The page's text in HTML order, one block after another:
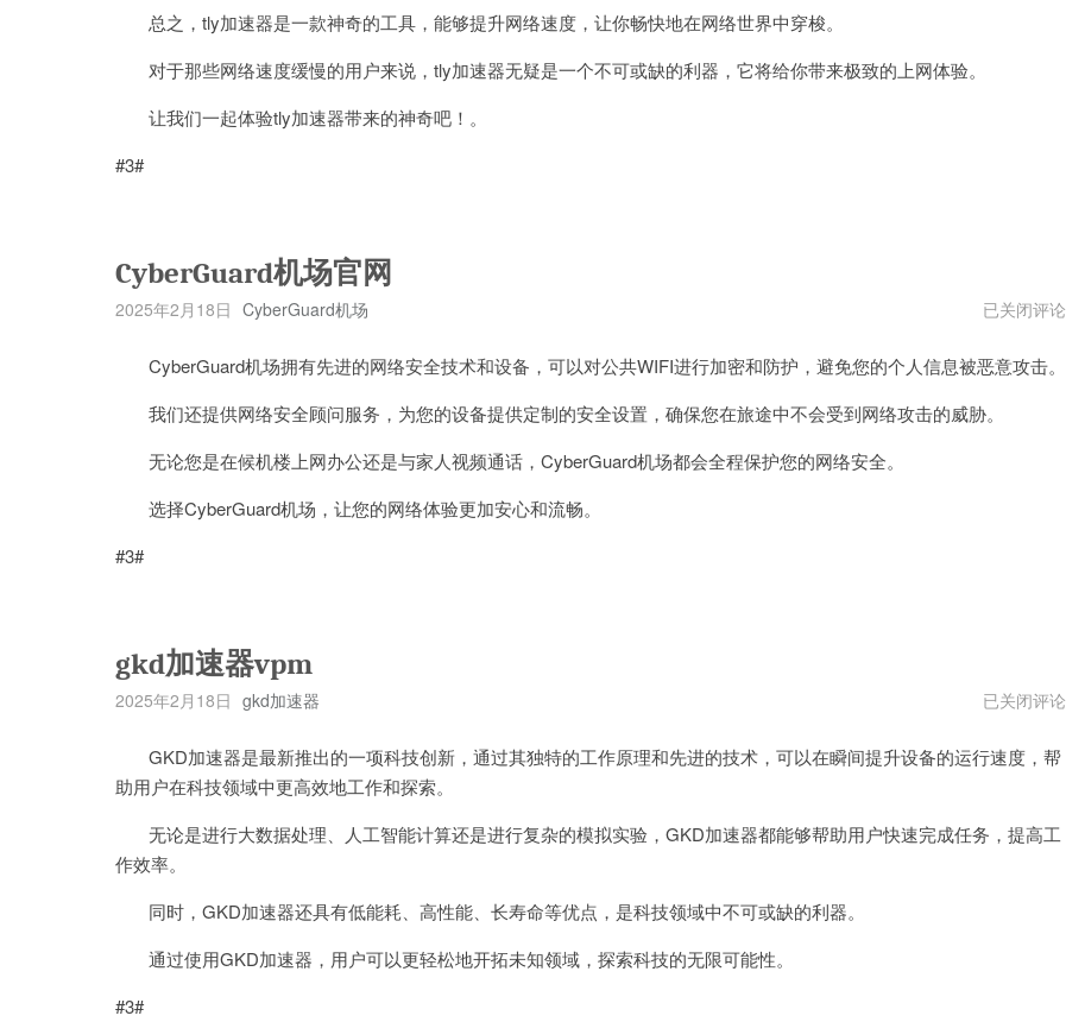
总之，tly加速器是一款神奇的工具，能够提升网络速度，让你畅快地在网络世界中穿梭。
对于那些网络速度缓慢的用户来说，tly加速器无疑是一个不可或缺的利器，它将给你带来极致的上网体验。
让我们一起体验tly加速器带来的神奇吧！。
#3#
CyberGuard机场官网
2025年2月18日 CyberGuard机场
CyberGuard
官
已关闭评论
CyberGuard机场拥有先进的网络安全技术和设备，可以对公共WIFI进行加密和防护，避免您的个人信息被恶意攻击。
我们还提供网络安全顾问服务，为您的设备提供定制的安全设置，确保您在旅途中不会受到网络攻击的威胁。
无论您是在候机楼上网办公还是与家人视频通话，CyberGuard机场都会全程保护您的网络安全。
选择CyberGuard机场，让您的网络体验更加安心和流畅。
#3#
gkd加速器vpm
2025年2月18日 gkd加速器
gkd
器
已关闭评论
GKD加速器是最新推出的一项科技创新，通过其独特的工作原理和先进的技术，可以在瞬间提升设备的运行速度，帮
助用户在科技领域中更高效地工作和探索。
无论是进行大数据处理、人工智能计算还是进行复杂的模拟实验，GKD加速器都能够帮助用户快速完成任务，提高工
作效率。
同时，GKD加速器还具有低能耗、高性能、长寿命等优点，是科技领域中不可或缺的利器。
通过使用GKD加速器，用户可以更轻松地开拓未知领域，探索科技的无限可能性。
#3#